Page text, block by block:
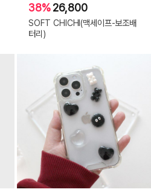
38%26,800
SOFT CHICHI(맥세이프-보조배
터리)